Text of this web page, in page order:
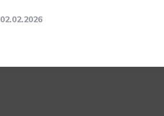
02.02.2026